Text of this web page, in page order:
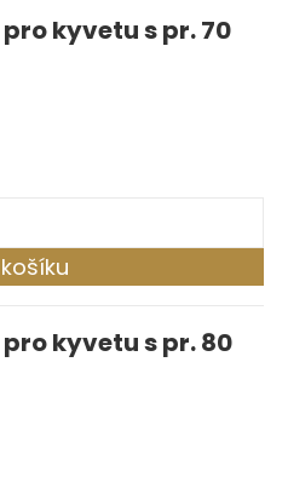
kyvetu s pr. 70
kyvetu s pr. 80